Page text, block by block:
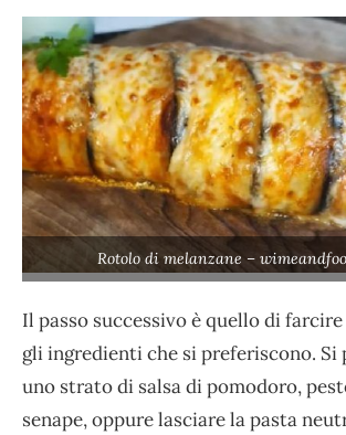
Rotolo di melanzane –
Il passo successivo è quello di
gli ingredienti che si preferiscono. Si
uno strato di salsa di pomodoro,
senape, oppure lasciare la pasta